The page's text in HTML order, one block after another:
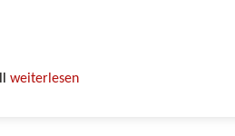
weiterlesen